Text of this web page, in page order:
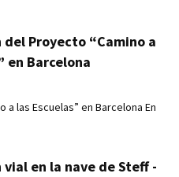
Proyecto “Camino a
en Barcelona
las Escuelas” en Barcelona En
en la nave de Steff -